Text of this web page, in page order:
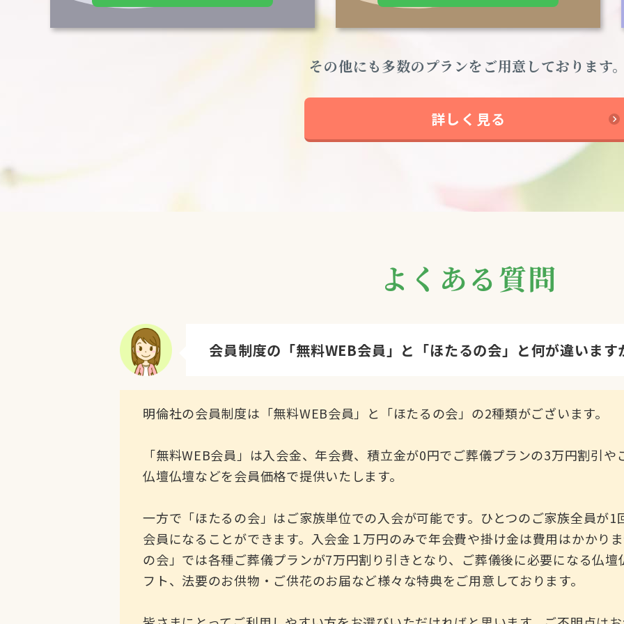
その他にも多数のプランを ご用意しております
詳しく見る
よくある質問
Q.
会員制度の「無料WEB会員」と「ほたるの会」と何が違います
明倫社の会員制度は「無料WEB会員」と「ほたるの会」の2種類がございます。
「無料WEB会員」は入会金、年会費、積立金が0円でご葬儀プランの3万円割引
仏壇仏壇などを会員価格で提供いたします。
一方で「ほたるの会」はご家族単位での入会が可能です。ひとつのご家族全員が1
会員になることができます。入会金１万円のみで年会費や掛け金は費用はかかり
の会」では各種ご葬儀プランが7万円割り引きとなり、ご葬儀後に必要になる仏
フト、法要のお供物・ご供花のお届など様々な特典をご用意しております。